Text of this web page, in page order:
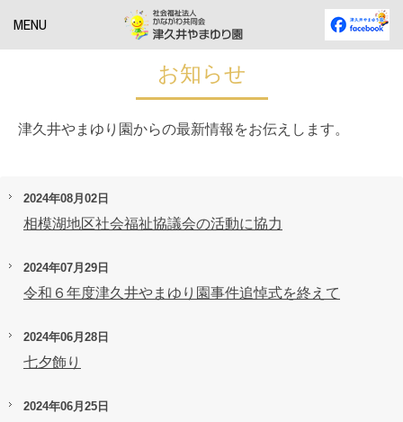
MENU
お知らせ
津久井やまゆり園からの最新情報をお伝えします。
2024年08月02日
相模湖地区社会福祉協議会の活動に協力
2024年07月29日
令和６年度津久井やまゆり園事件追悼式を終えて
2024年06月28日
七夕飾り
2024年06月25日